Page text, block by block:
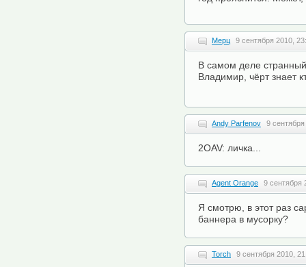
Мерц 9 сентября 2010,
В самом деле
Владимир, чёрт знает
Andy Parfenov 9
2OAV: личка...
Agent Orange 9 сентября
Я смотрю, в этот раз
баннера в мусорку?
Torch 9 сентября 2010,